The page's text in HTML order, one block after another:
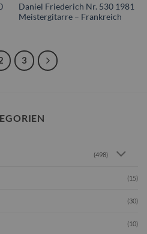
Daniel Friederich Nr. 530 1981
Meistergitarre – Frankreich
3
(498)
(15)
(30)
(10)